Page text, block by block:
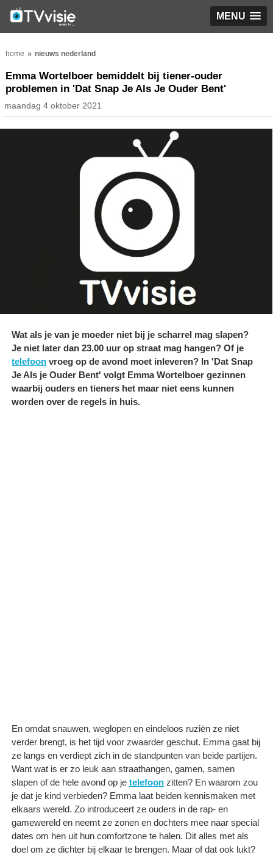
MENU
home nieuws nederland
Emma Wortelboer bemiddelt bij tiener-ouder
problemen in 'Dat Snap Je Als Je Ouder Bent'
maandag 4 oktober 2021
Wat als je van je moeder niet bij je scharrel mag slapen?
Je niet later dan 23.00 uur op straat mag hangen? Of je
telefoon vroeg op de avond moet inleveren? In 'Dat Snap
Je Als je Ouder Bent' volgt Emma Wortelboer gezinnen
waarbij ouders en tieners het maar niet eens kunnen
worden over de regels in huis.
En omdat snauwen, weglopen en eindeloos ruziën ze niet
verder brengt, is het tijd voor zwaarder geschut. Emma gaat bij
ze langs en verdiept zich in de standpunten van beide partijen.
Want wat is er zo leuk aan straathangen, gamen, samen
slapen of de hele avond op je telefoon zitten? En waarom zou
je dat je kind verbieden? Emma laat beiden kennismaken met
elkaars wereld. Zo introduceert ze ouders in de rap- en
gamewereld en neemt ze zonen en dochters mee naar special
dates om hen uit hun comfortzone te halen. Dit alles met als
doel om ze dichter bij elkaar te brengen. Maar of dat ook lukt?